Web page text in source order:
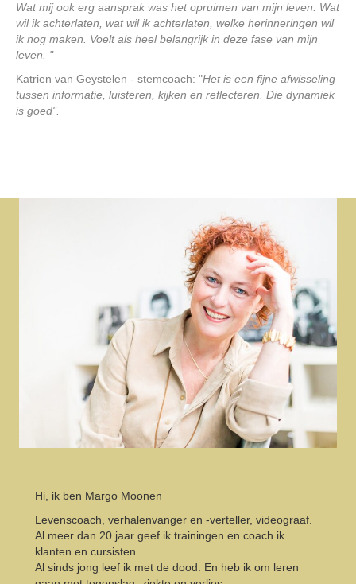
Wat mij ook erg aansprak was het opruimen van mijn leven. Wat
wil ik achterlaten, wat wil ik achterlaten, welke herinneringen wil
ik nog maken. Voelt als heel belangrijk in deze fase van mijn
leven. "
Katrien van Geystelen - stemcoach: "Het is een fijne afwisseling
tussen informatie, luisteren, kijken en reflecteren. Die dynamiek
is goed".
Hi, ik ben Margo Moonen
Levenscoach, verhalenvanger en -verteller, videograaf.
Al meer dan 20 jaar geef ik trainingen en coach ik
klanten en cursisten.
Al sinds jong leef ik met de dood. En heb ik om leren